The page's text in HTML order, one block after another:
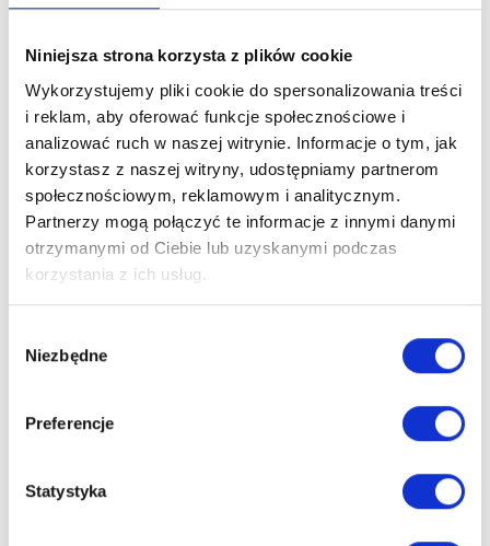
Niniejsza strona korzysta z plików cookie
Wykorzystujemy pliki cookie do spersonalizowania treści
i reklam, aby oferować funkcje społecznościowe i
analizować ruch w naszej witrynie. Informacje o tym, jak
korzystasz z naszej witryny, udostępniamy partnerom
społecznościowym, reklamowym i analitycznym.
Partnerzy mogą połączyć te informacje z innymi danymi
otrzymanymi od Ciebie lub uzyskanymi podczas
korzystania z ich usług.
zgody
Niezbędne
Preferencje
Statystyka
sosnowego.
Ramiaki (elementy pionowe) to sezonowane, klejone, sęczne
drewno sosnowe.
Wypełnienia ram stanowią płyciny, podobnie jak ramiaki
wykonane z klejonego drewna sosny.
Składając zamówienie za pomocą naszego sklepu
do sosny zwyczajnej wyróżnia się większą gęstością i
- poddawane dodatkowym procesom wykończeniowym w
postaci szlifowania i wygładzania;
Standardowo wyposażone są w wysokiej klasy zamki i zawiasy,